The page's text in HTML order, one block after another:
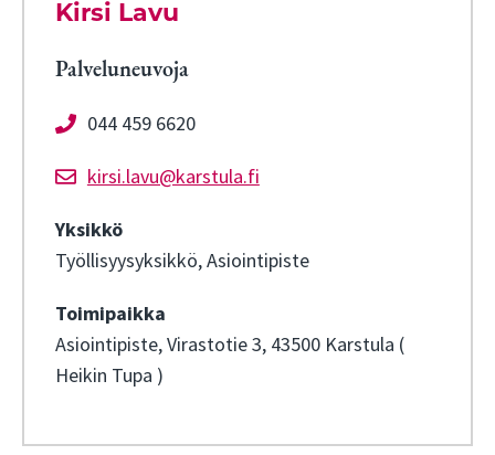
Kirsi Lavu
Palveluneuvoja
044 459 6620
kirsi.lavu@karstula.fi
Yksikkö
Työllisyysyksikkö, Asiointipiste
Toimipaikka
Asiointipiste, Virastotie 3, 43500 Karstula (
Heikin Tupa )